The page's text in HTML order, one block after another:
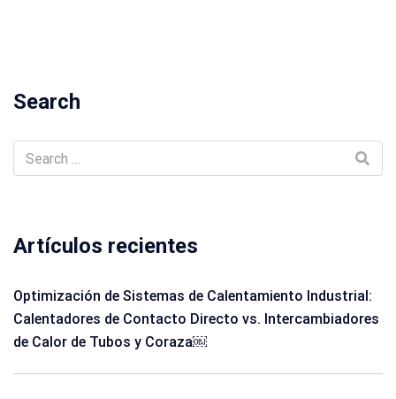
Search
Artículos recientes
Optimización de Sistemas de Calentamiento Industrial:
Calentadores de Contacto Directo vs. Intercambiadores
de Calor de Tubos y Coraza￼